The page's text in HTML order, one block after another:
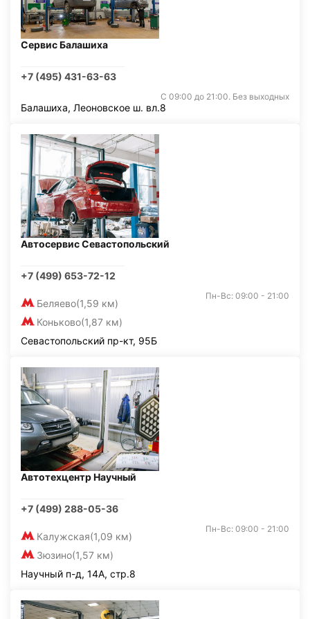
Сервис Балашиха
+7 (495) 431-63-63
С 09:00 до 21:00. Без выходных
Балашиха, Леоновское ш. вл.8
Автосервис Севастопольский
+7 (499) 653-72-12
Беляево(1,59 км)
Коньково(1,87 км)
Пн-Вс: 09:00 - 21:00
Севастопольский пр-кт, 95Б
Автотехцентр Научный
+7 (499) 288-05-36
Калужская(1,09 км)
Зюзино(1,57 км)
Пн-Вс: 09:00 - 21:00
Научный п-д, 14А, стр.8